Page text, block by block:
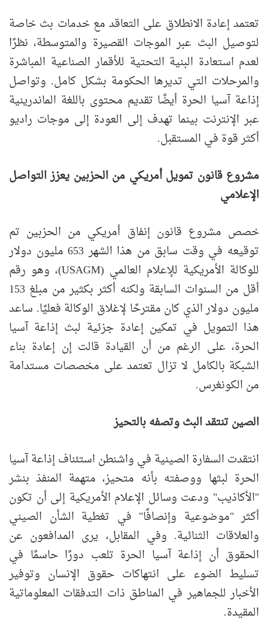
تعتمد إعادة الانطلاق على التعاقد مع خدمات بث خاصة
لتوصيل البث عبر الموجات القصيرة والمتوسطة، نظرًا
لعدم استعادة البنية التحتية للأقمار الصناعية المباشرة
والمرحلات التي تديرها الحكومة بشكل كامل. وتواصل
إذاعة آسيا الحرة أيضًا تقديم محتوى باللغة الماندرينية
عبر الإنترنت بينما تهدف إلى العودة إلى موجات راديو
أكثر قوة في المستقبل.
مشروع قانون تمويل أمريكي من الحزبين يعزز التواصل
الإعلامي
خصص مشروع قانون إنفاق أمريكي من الحزبين تم
توقيعه في وقت سابق من هذا الشهر 653 مليون دولار
للوكالة الأمريكية للإعلام العالمي (USAGM)، وهو رقم
أقل من السنوات السابقة ولكنه أكثر بكثير من مبلغ 153
مليون دولار الذي كان مقترحًا لإغلاق الوكالة فعليًا. ساعد
هذا التمويل في تمكين إعادة جزئية لبث إذاعة آسيا
الحرة، على الرغم من أن القيادة قالت إن إعادة بناء
الشبكة بالكامل لا تزال تعتمد على مخصصات مستدامة
من الكونغرس.
الصين تنتقد البث وتصفه بالتحيز
انتقدت السفارة الصينية في واشنطن استئناف إذاعة آسيا
الحرة لبثها ووصفته بأنه متحيز، متهمة المنفذ بنشر
"الأكاذيب" ودعت وسائل الإعلام الأمريكية إلى أن تكون
أكثر "موضوعية وإنصافًا" في تغطية الشأن الصيني
والعلاقات الثنائية. وفي المقابل، يرى المدافعون عن
الحقوق أن إذاعة آسيا الحرة تلعب دورًا حاسمًا في
تسليط الضوء على انتهاكات حقوق الإنسان وتوفير
الأخبار للجماهير في المناطق ذات التدفقات المعلوماتية
المقيدة.